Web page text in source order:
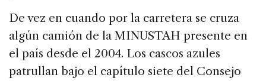
De vez en cuando por la carretera se cruza
algún camión de la MINUSTAH presente en
el país desde el 2004. Los cascos azules
patrullan bajo el capítulo siete del Consejo